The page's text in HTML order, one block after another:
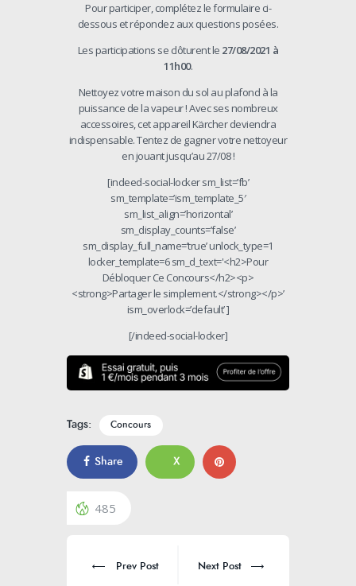
Pour participer, complétez le formulaire ci-
dessous et répondez aux questions posées.
Les participations se clôturent le 27/08/2021 à
11h00.
Nettoyez votre maison du sol au plafond à la
puissance de la vapeur ! Avec ses nombreux
accessoires, cet appareil Kärcher deviendra
indispensable. Tentez de gagner votre nettoyeur
en jouant jusqu’au 27/08 !
[indeed-social-locker sm_list=’fb’
sm_template=’ism_template_5′
sm_list_align=’horizontal’
sm_display_counts=’false’
sm_display_full_name=’true’ unlock_type=1
locker_template=6 sm_d_text='<h2>Pour
Débloquer Ce Concours</h2><p>
<strong>Partager le simplement.</strong></p>’
ism_overlock=’default’ ]
[/indeed-social-locker]
Tags: Concours
Share X
485
Prev Post Next Post